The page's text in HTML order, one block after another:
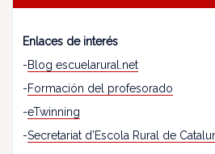
Enlaces de interés
-Blog escuelarural.net
-Formación del profesorado
-eTwinning
-Secretariat d’Escola Rural de